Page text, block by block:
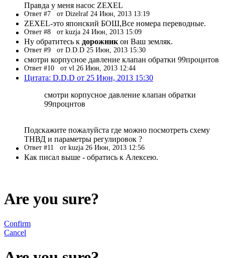
Правда у меня насос ZEXEL
Ответ #7 от Dizelraf 24 Июн, 2013 13:19
ZEXEL-это японский БОШ,Все номера переводные.
Ответ #8 от kuzja 24 Июн, 2013 15:09
Ну обратитесь к дорожник он Ваш земляк.
Ответ #9 от D.D.D 25 Июн, 2013 15:30
смотри корпусное давление клапан обратки 99процнтов
Ответ #10 от vl 26 Июн, 2013 12:44
Цитата: D.D.D от 25 Июн, 2013 15:30
смотри корпусное давление клапан обратки
99процнтов
Подскажите пожалуйста где можно посмотреть схему
ТНВД и параметры регулировок ?
Ответ #11 от kuzja 26 Июн, 2013 12:56
Как писал выше - обратись к Алексею.
Are you sure?
Confirm
Cancel